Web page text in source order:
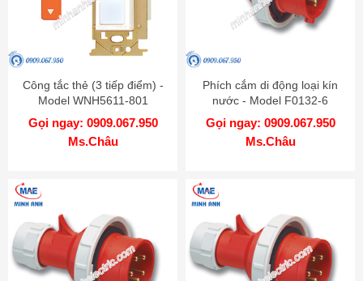
Công tắc thẻ (3 tiếp điểm) -
Model WNH5611-801
Gọi ngay: 0909.067.950
Ms.Châu
Phích cắm di động loại kín
nước - Model F0132-6
Gọi ngay: 0909.067.950
Ms.Châu